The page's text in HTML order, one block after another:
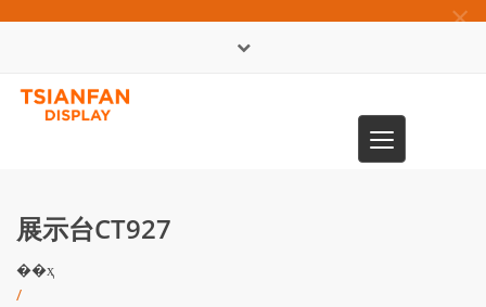
×
Toggle
navigation
展示台CT927
��ҳ
/